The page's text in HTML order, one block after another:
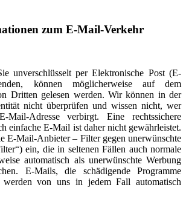
zum E-Mail-Verkehr
unverschlüsselt per Elektronische Post (E-
können möglicherweise auf dem
Dritten gelesen werden. Wir können in der
nicht überprüfen und wissen nicht, wer
Adresse verbirgt. Eine rechtssichere
einfache E-Mail ist daher nicht gewährleistet.
E-Mail-Anbieter – Filter gegen unerwünschte
ein, die in seltenen Fällen auch normale
automatisch als unerwünschte Werbung
E-Mails, die schädigende Programme
werden von uns in jedem Fall automatisch